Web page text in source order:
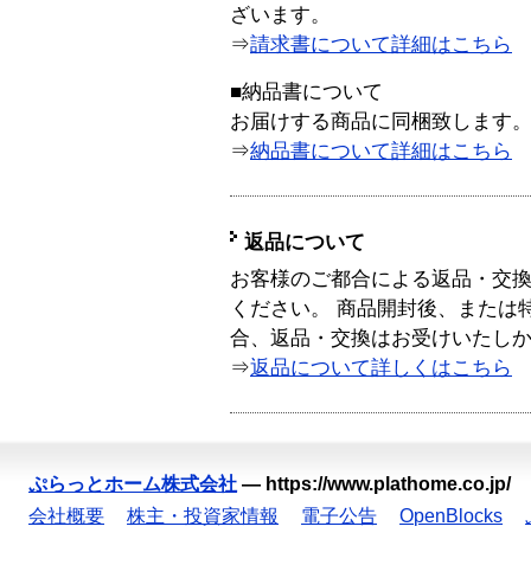
ざいます。
⇒請求書について詳細はこちら
■納品書について
お届けする商品に同梱致します。
⇒納品書について詳細はこちら
返品について
お客様のご都合による返品・交
ください。 商品開封後、または
合、返品・交換はお受けいたし
⇒返品について詳しくはこちら
ぷらっとホーム株式会社 — https://www.plathome.co.jp/
会社概要
株主・投資家情報 電子公告 OpenBlocks